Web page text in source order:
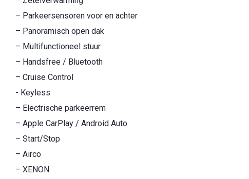
– Parkeersensoren voor en achter
– Panoramisch open dak
– Multifunctioneel stuur
– Handsfree / Bluetooth
– Cruise Control
- Keyless
– Electrische parkeerrem
– Apple CarPlay / Android Auto
– Start/Stop
– Airco
– XENON